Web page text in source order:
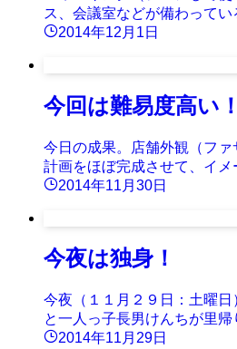
ス、会議室などが備わってい
2014年12月1日
今回は難易度高い！
今日の成果。店舗外観（フ
計画をほぼ完成させて、イメ
2014年11月30日
今夜は独身！
今夜（１１月２９日：土曜
と一人っ子長男けんちが里帰
2014年11月29日